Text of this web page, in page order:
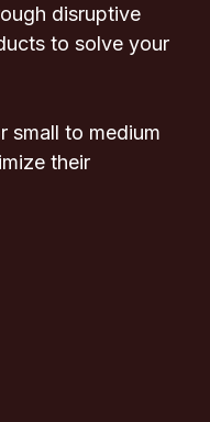
disruptive
to solve your
small to medium
their